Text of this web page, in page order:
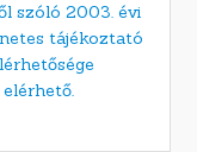
szóló 2003. évi
tájékoztató